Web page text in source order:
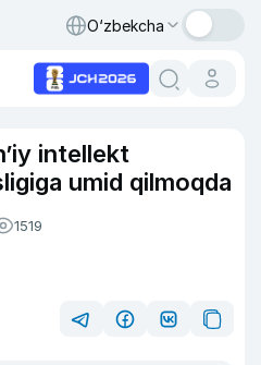
O‘zbekcha
intellekt
umid qilmoqda
1519